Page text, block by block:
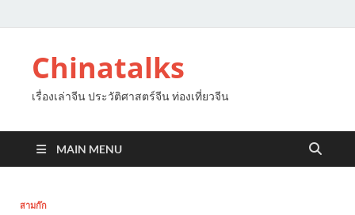
Chinatalks
เรื่องเล่าจีน ประวัติศาสตร์จีน ท่องเที่ยวจีน
MAIN MENU
สามก๊ก